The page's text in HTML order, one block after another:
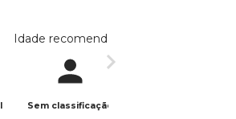
Idade recomendada
Sem classificação